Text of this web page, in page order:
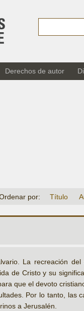
Derechos de autor
por: Título
La recreación
de Cristo y su
que el devoto
Por lo tanto, las
a Jerusalén.